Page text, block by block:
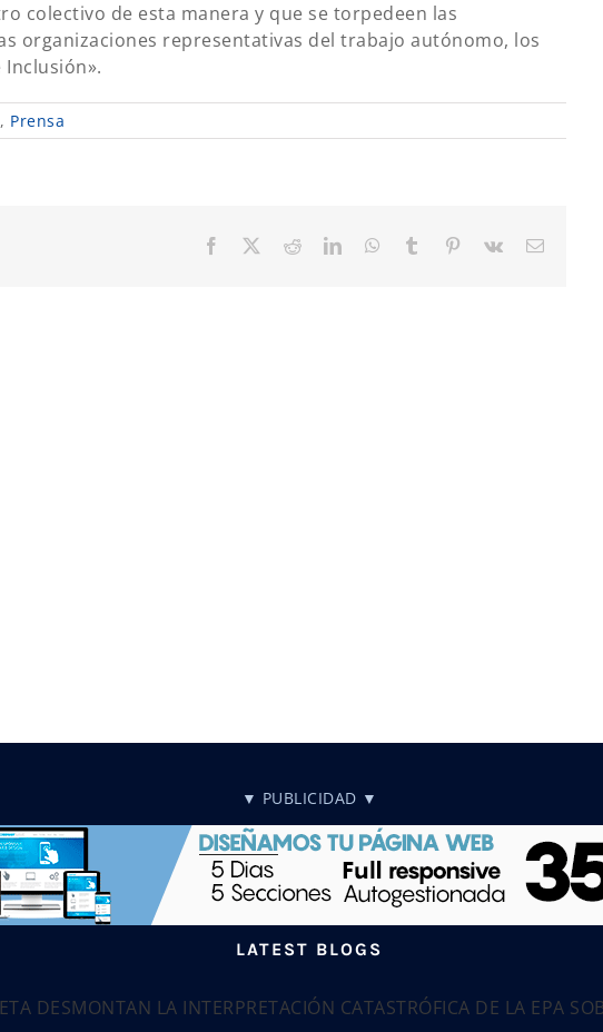
colectivo de esta manera y que se torpedeen las
organizaciones representativas del trabajo autónomo, los
, Prensa
Facebook RedditLinkedInWhatsApp
Tumblr Pinterest
Vk
Correo
▼ PUBLICIDAD ▼
LATEST BLOGS
DESMONTAN LA INTERPRETACIÓN CATASTRÓFICA DE LA EPA